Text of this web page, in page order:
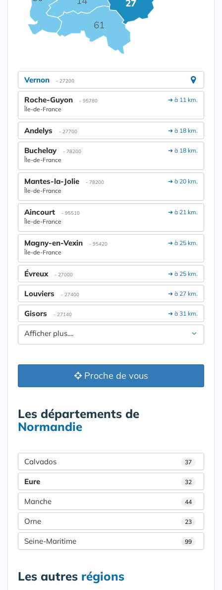
27
61
Vernon - 27200
➔ à 11 km.
Roche-Guyon - 95780
Île-de-France
➔ à 18 km.
Andelys - 27700
➔ à 18 km.
Buchelay - 78200
Île-de-France
➔ à 20 km.
Mantes-la-Jolie - 78200
Île-de-France
➔ à 21 km.
Aincourt - 95510
Île-de-France
➔ à 25 km.
Magny-en-Vexin - 95420
Île-de-France
➔ à 25 km.
Évreux - 27000
➔ à 27 km.
Louviers - 27400
➔ à 31 km.
Gisors - 27140
Afficher plus....
Proche de vous
Les départements de
Normandie
Calvados 37
Eure 32
Manche 44
Orne 23
Seine-Maritime 99
Les autres régions